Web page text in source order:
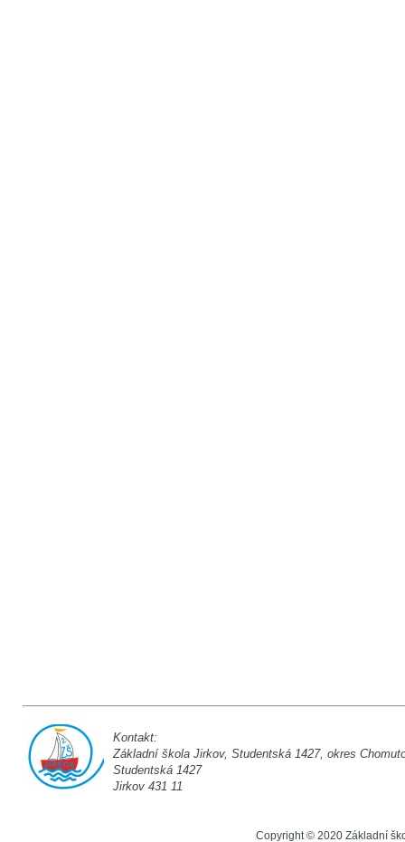
Kontakt:
Základní škola Jirkov, Studentská
Studentská
Jirkov 431 11
Copyright © 2020 Základní